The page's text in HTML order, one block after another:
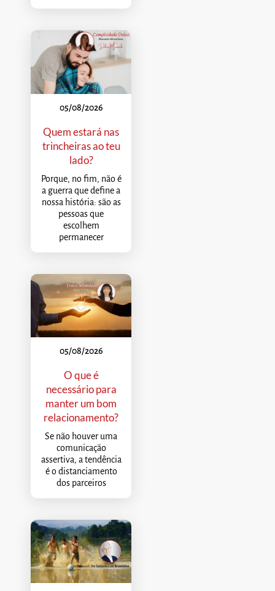
05/08/2026
Quem estará nas
trincheiras ao teu
lado?
Porque, no fim, não é
a guerra que define a
nossa história: são as
pessoas que
escolhem
permanecer
05/08/2026
O que é
necessário para
manter um bom
relacionamento?
Se não houver uma
comunicação
assertiva, a tendência
é o distanciamento
dos parceiros